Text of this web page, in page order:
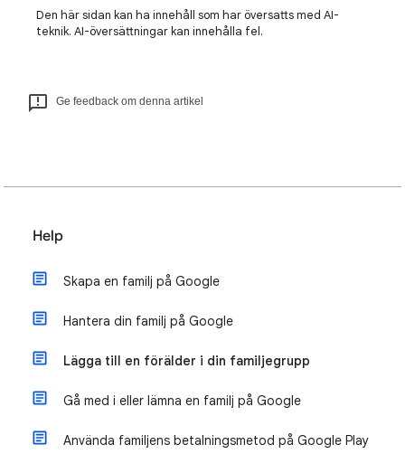
Den här sidan kan ha innehåll som har översatts med AI-
teknik. AI-översättningar kan innehålla fel.
Ge feedback om denna artikel
Help
Skapa en familj på Google
Hantera din familj på Google
Lägga till en förälder i din familjegrupp
Gå med i eller lämna en familj på Google
Använda familjens betalningsmetod på Google Play